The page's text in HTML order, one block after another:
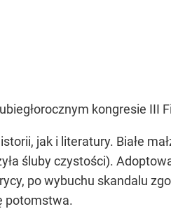
kongresie III
jak i literatury. Białe
śluby czystości).
po wybuchu skandalu
potomstwa.